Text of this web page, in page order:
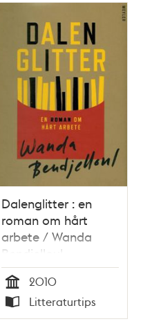
Dalenglitter : en
roman om hårt
arbete / Wanda
Bendjelloul
Tid
2010
Typ
Litteraturtips